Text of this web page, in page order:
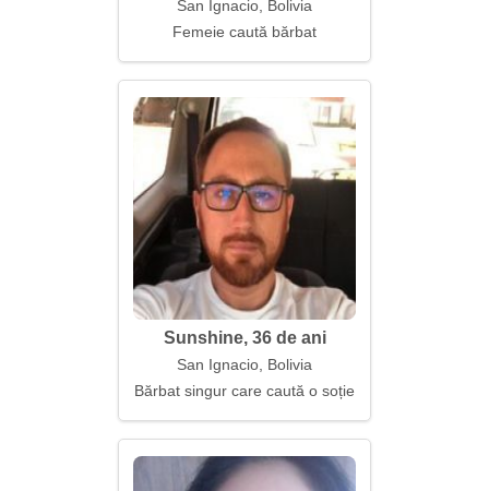
San Ignacio, Bolivia
Femeie caută bărbat
Sunshine, 36 de ani
San Ignacio, Bolivia
Bărbat singur care caută o soție